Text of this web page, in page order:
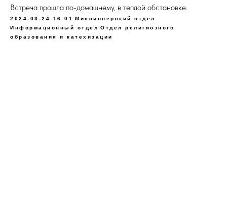
Встреча прошла по-домашнему, в теплой обстановке.
2024-03-24 16:01
Миссионерский отдел
Информационный отдел Отдел религиозного
образования и катехизации